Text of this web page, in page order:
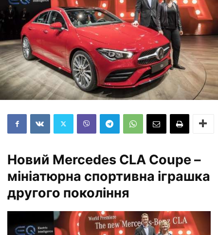
Новий Mercedes CLA Coupe –
мініатюрна спортивна іграшка
другого покоління